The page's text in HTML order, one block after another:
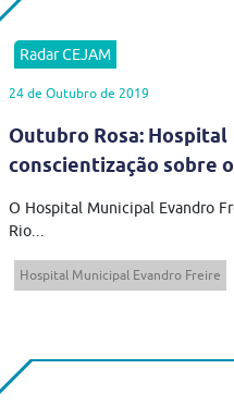
Radar CEJAM
24 de Outubro de 2019
Outubro Rosa:
conscientização sobre
O Hospital Municipal Evandro
Rio...
Hospital Municipal Evandro Freire